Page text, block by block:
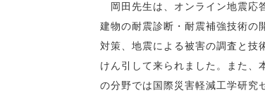
岡田先生は、オンライン地震応
建物の耐震診断・耐震補強技術の
対策、地震による被害の調査と技
けん引して来られました。また、
の分野では国際災害軽減工学研究